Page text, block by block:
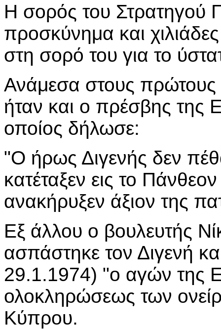
Η σορός του Στρατηγού
προσκύνημα και
στη σορό του για το
Ανάμεσα στους πρώτους
ήταν και ο πρέσβης της
οποίος δήλωσε:
"Ο ήρως Διγενής δεν
κατέταξεν εις το
ανακήρυξεν άξιον της
Εξ άλλου ο βουλευτής
ασπάστηκε τον Διγενή
29.1.1974) "ο αγών της
ολοκληρώσεως των
Κύπρου.